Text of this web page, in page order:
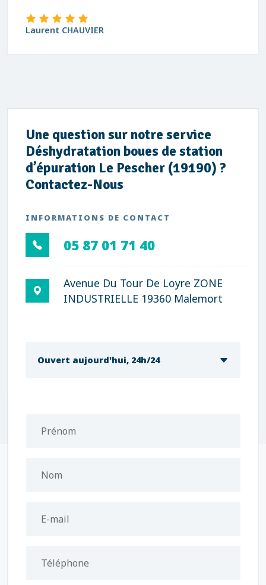
Laurent CHAUVIER
Une question sur notre service
Déshydratation boues de station
d’épuration Le Pescher (19190) ?
Contactez-Nous
INFORMATIONS DE CONTACT
05 87 01 71 40
Avenue Du Tour De Loyre ZONE
INDUSTRIELLE 19360 Malemort
Ouvert aujourd'hui, 24h/24
Prénom
Nom
E-mail
Téléphone